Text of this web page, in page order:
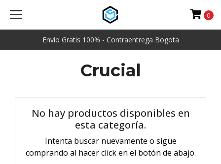
Envío Gratis 100% - Contraentrega Bogota
0
Crucial
No hay productos disponibles en
esta categoría.
Intenta buscar nuevamente o sigue
comprando al hacer click en el botón de abajo.